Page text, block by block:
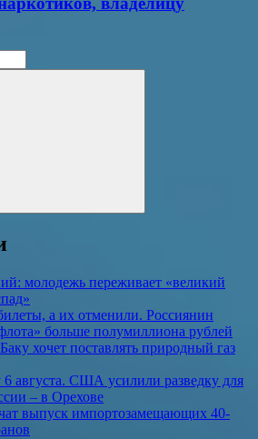
Поиск
молодежь переживает «великий
а их отменили. Россиянин
больше полумиллиона рублей
хочет поставлять природный газ
6 августа. США усилили разведку для
– в Орехове
выпуск импортозамещающих 40-